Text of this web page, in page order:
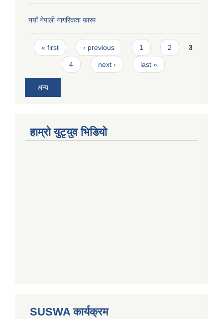
नयाँ नेपाली नागरिकता फारम
Pages
« first ‹ previous 1 2 3
4 next › last »
अन्य
हाम्राे युटृयुव भिडियाे
SUSWA कार्यक्रम